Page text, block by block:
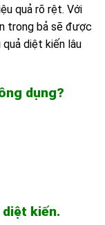
quả rõ rệt. Với
trong bả sẽ được
diệt kiến lâu
dụng?
kiến.